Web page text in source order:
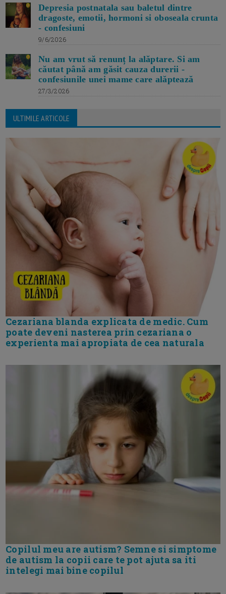
Depresia postnatala sau baletul dintre
dragoste, emotii, hormoni si oboseala crunta
- confesiuni
9/6/2026
Nu am vrut să renunț la alăptare. Si am
căutat până am găsit cauza durerii -
confesiunile unei mame care alăptează
27/3/2026
ULTIMILE ARTICOLE
Cezariana blanda explicata de medic. Cum
poate deveni nasterea prin cezariana o
experienta mai apropiata de cea naturala
Copilul meu are autism? Semne si simptome
de autism la copii care te pot ajuta sa iti
intelegi mai bine copilul